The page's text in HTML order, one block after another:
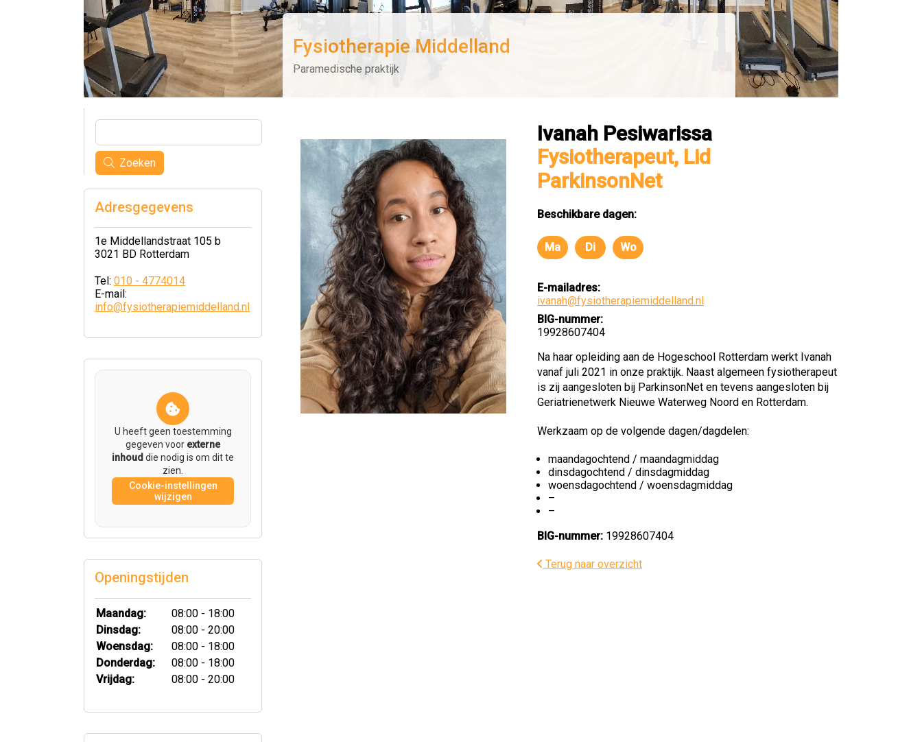
Fysiotherapie Middelland
Paramedische praktijk
Ivanah Pesiwarissa
Fysiotherapeut, Lid
ParkinsonNet
Beschikbare dagen:
Maandag
Ma Dinsdag
Di Woensdag
Wo
E-mailadres:
ivanah@fysiotherapiemiddelland.nl
BIG-nummer:
19928607404
Na haar opleiding aan de Hogeschool Rotterdam werkt Ivanah
vanaf juli 2021 in onze praktijk. Naast algemeen fysiotherapeut
is zij aangesloten bij ParkinsonNet en tevens aangesloten bij
Geriatrienetwerk Nieuwe Waterweg Noord en Rotterdam.
Werkzaam op de volgende dagen/dagdelen:
maandagochtend / maandagmiddag
dinsdagochtend / dinsdagmiddag
woensdagochtend / woensdagmiddag
–
–
BIG-nummer: 19928607404
Terug naar overzicht
Zoeken
Adresgegevens
1e Middellandstraat 105 b
3021 BD Rotterdam
Tel: 010 - 4774014
E-mail:
info@fysiotherapiemiddelland.nl
U heeft geen toestemming
gegeven voor externe
inhoud die nodig is om dit te
zien.
Cookie-instellingen
wijzigen
Openingstijden
Maandag:
08:00 - 18:00
Dinsdag:
08:00 - 20:00
Woensdag:
08:00 - 18:00
Donderdag:
08:00 - 18:00
Vrijdag:
08:00 - 20:00